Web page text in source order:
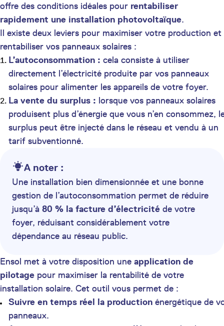
offre des conditions idéales pour rentabiliser
rapidement une installation photovoltaïque.
Il existe deux leviers pour maximiser votre production et
rentabiliser vos panneaux solaires :
L’autoconsommation : cela consiste à utiliser
directement l’électricité produite par vos panneaux
solaires pour alimenter les appareils de votre foyer.
La vente du surplus : lorsque vos panneaux solaires
produisent plus d’énergie que vous n’en consommez,
surplus peut être injecté dans le réseau et vendu à un
tarif subventionné.
A noter :
Une installation bien dimensionnée et une bonne
gestion de l’autoconsommation permet de réduire
jusqu’à 80 % la facture d’électricité de votre
foyer, réduisant considérablement votre
dépendance au réseau public.
Ensol met à votre disposition une application de
pilotage pour maximiser la rentabilité de votre
installation solaire. Cet outil vous permet de :
Suivre en temps réel la production énergétique de
panneaux.